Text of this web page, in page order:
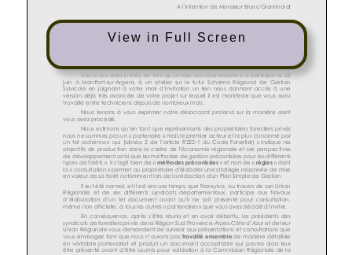
View in Full Screen
A l’intention de Monsieur Bruno Giaminardi
Vous nous avez invités
, en t ant qu’un des vos « partenaires
à participer le 28
juin à Montfort
sur- Argens, à un atelier sur le futur Schéma Régional de Gestion
Sylvicole en joignant à votre mail d’invitation un lien nous donnant accès à une
version déjà très avancée de votre proje
t sur lequel il est manifeste que vous avez
travaillé entre techniciens depuis de nombreux mois.
Nous tenons à vous exprimer notre désaccord
profond sur la manière dont
vous avez procédé.
Nous estimons qu’en tant que représentants des propriétaires forestiers privés
nous ne sommes pas un « partenaire » mais le premier acteur et le plus concerné par
un tel
«schéma » qui (alinéa 2 de l’article R222 1 du Code Forestier) «
indique les
objectifs de production dans le cadre de l’économie régionale et ses perspectives
de développement ainsi que les méthodes de gestion préconisées pour les différents
types de forêts ». Il s’agit bien de « méthodes préconisées » et non de « règles » dont
la « consultation » permet au propriétaire d'élaborer une stratégie raisonnée de mise
en valeur de sa forêt notamment lors de la rédaction d'un Plan Simple de Gestion
Il eut été normal , et il est encore temps, que Fransylva, au travers de son Union
Régionale et de ses différents syndicats départementaux,
participe
aux travaux
d’élaboration d’un tel document avant qu’il ne soit présenté pour consultation,
même non officielle, à tous les autres « partenaires » que vous avez décidé d’inviter.
En conséquence, après
s’être réunis et en avoir débattu, les présidents des
syndicats de forestiers privés de la Région Sud Provence Alpes Côte d’Azur et de leur
Union Régionale vous demandent de surseoir aux présentations et consultations que
vous envisagez tant que nous n’aurons pas travaillé ensemble de manière détaillée
en véritable partenar
iat et produit un document acceptable qui pourra alors
leur
être présenté avant d’être soumis pour validation à la Commission Régionale de la